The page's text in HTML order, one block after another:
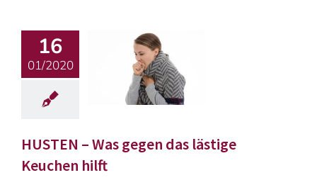
16
01/2020
HUSTEN – Was gegen das lästige
Keuchen hilft